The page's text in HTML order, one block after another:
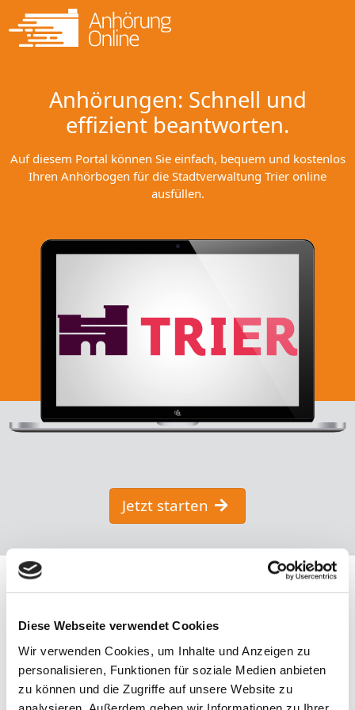
Diese Webseite verwendet Cookies
Wir verwenden Cookies, um Inhalte und Anzeigen zu
personalisieren, Funktionen für soziale Medien anbieten
zu können und die Zugriffe auf unsere Website zu
Anhörungen: Schnell und
effizient beantworten.
Auf diesem Portal können Sie einfach, bequem und kostenlos
Ihren Anhörbogen für die Stadtverwaltung Trier online
ausfüllen.
Jetzt starten